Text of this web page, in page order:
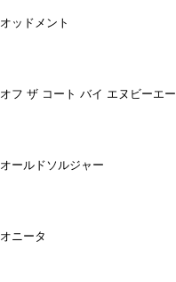
オッドメント
オフ ザ コート バイ エヌビーエー
オールドソルジャー
オニータ